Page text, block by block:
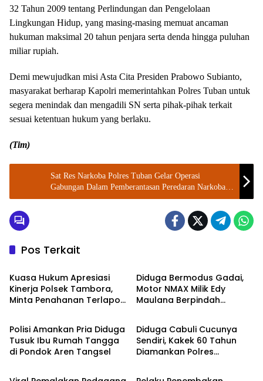
32 Tahun 2009 tentang Perlindungan dan Pengelolaan
Lingkungan Hidup, yang masing-masing memuat ancaman
hukuman maksimal 20 tahun penjara serta denda hingga puluhan
miliar rupiah.
Demi mewujudkan misi Asta Cita Presiden Prabowo Subianto,
masyarakat berharap Kapolri memerintahkan Polres Tuban untuk
segera menindak dan mengadili SN serta pihak-pihak terkait
sesuai ketentuan hukum yang berlaku.
(Tim)
Sat Res Narkoba Polres Tuban Gelar Operasi
Gabungan Dalam Pemberantasan Peredaran Narkoba
Di Hiburan Malam
Pos Terkait
Kriminal
Kuasa Hukum Apresiasi
Kinerja Polsek Tambora,
Minta Penahanan Terlapor
Diduga Bermodus Gadai,
Motor NMAX Milik Edy
Maulana Berpindah
Kriminal
Polisi Amankan Pria Diduga
Tusuk Ibu Rumah Tangga
di Pondok Aren Tangsel
Berita
Diduga Cabuli Cucunya
Sendiri, Kakek 60 Tahun
Diamankan Polres
Kriminal Kriminal